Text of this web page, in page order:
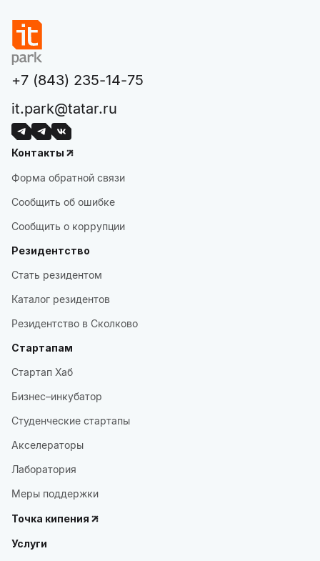
+7 (843) 235-14-75
it.park@tatar.ru
Контакты
Форма обратной связи
Сообщить об ошибке
Сообщить о коррупции
Резидентство
Стать резидентом
Каталог резидентов
Резидентство в Сколково
Стартапам
Стартап Хаб
Бизнес–инкубатор
Студенческие стартапы
Акселераторы
Лаборатория
Меры поддержки
Точка кипения
Услуги